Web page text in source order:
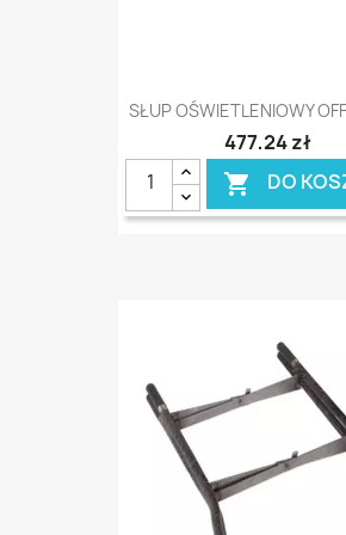
SŁUP OŚWIETLENIOWY
477,24 zł
 DO